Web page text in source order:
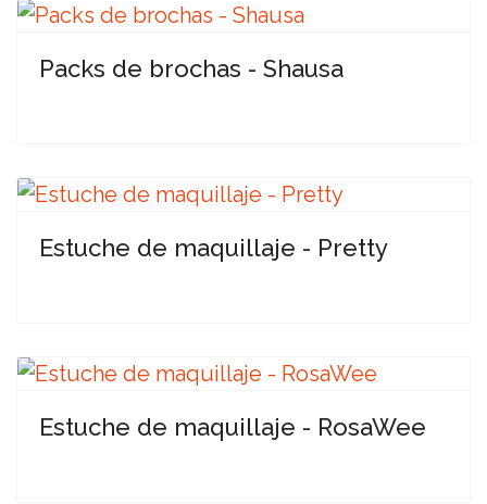
Packs de brochas - Shausa
Estuche de maquillaje - Pretty
Estuche de maquillaje - RosaWee